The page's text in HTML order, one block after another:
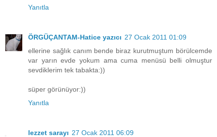
Yanıtla
ÖRGÜÇANTAM-Hatice yazıcı 27 Ocak 2011 01:09
ellerine sağlık canım bende biraz kurutmuştum börülcemde
var yarın evde yokum ama cuma menüsü belli olmuştur
sevdiklerim tek tabakta:))
süper görünüyor:))
Yanıtla
lezzet sarayı 27 Ocak 2011 06:09